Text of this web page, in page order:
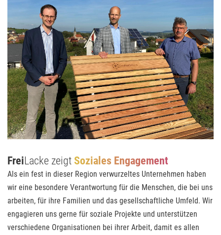
FreiLacke zeigt Soziales Engagement
Als ein fest in dieser Region verwurzeltes Unternehmen haben
wir eine besondere Verantwortung für die Menschen, die bei uns
arbeiten, für ihre Familien und das gesellschaftliche Umfeld. Wir
engagieren uns gerne für soziale Projekte und unter­stützen
verschiedene Organisationen bei ihrer Arbeit, damit es allen